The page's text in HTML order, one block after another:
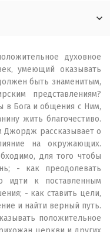
духовное
умеющий оказывать
быть знаменитым,
представлениям?
в Бога и общения с Ним,
жить благочестиво.
рассказывает о
на окружающих.
для того чтобы
- как преодолевать
идти к поставленным
- как ставить цели,
и найти верный путь.
положительное